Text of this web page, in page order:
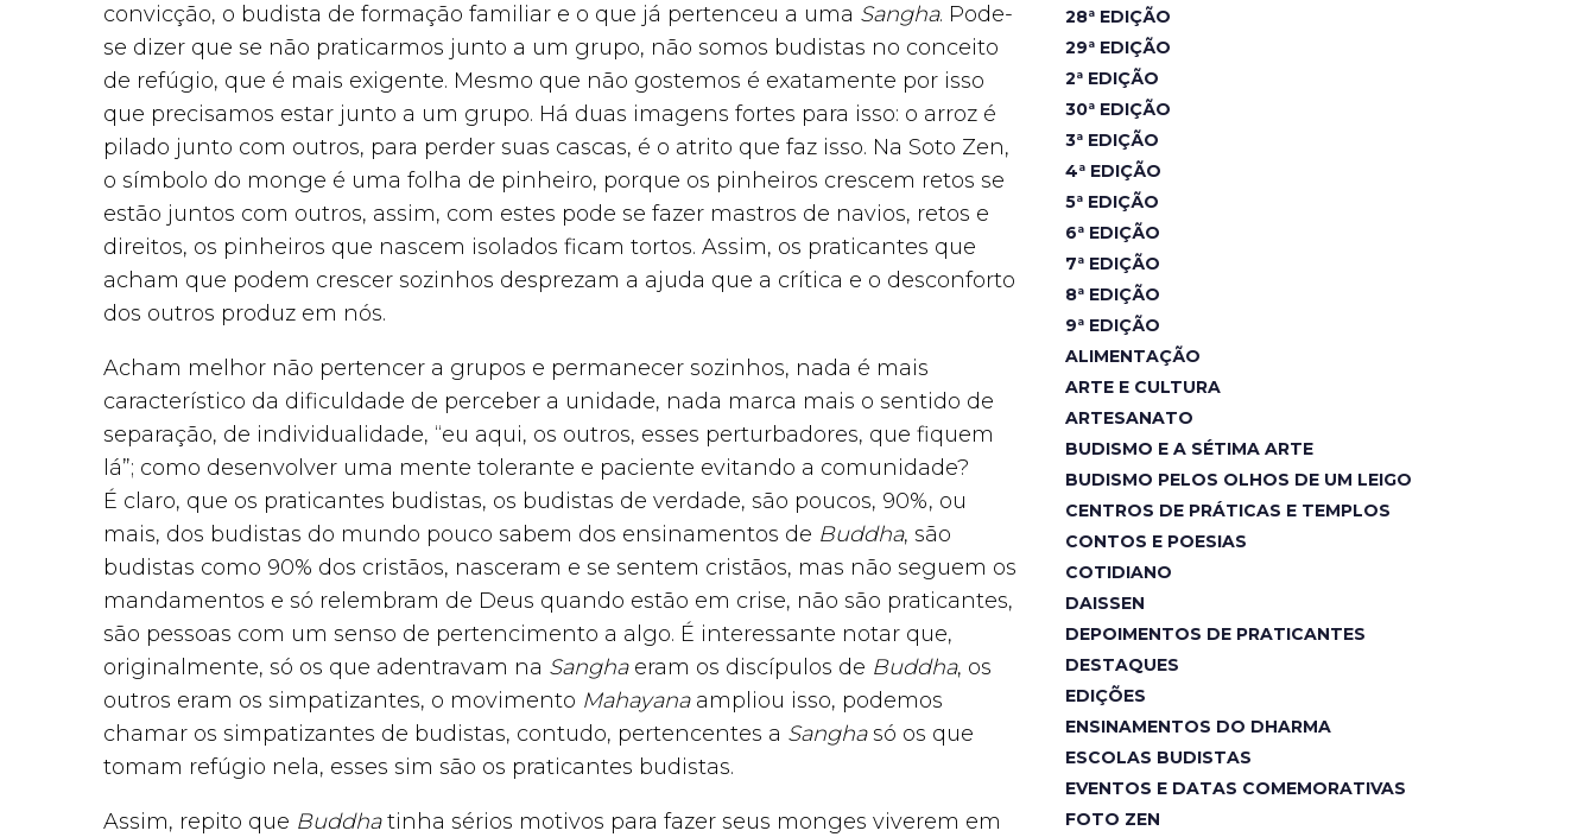
convicção, o budista de formação familiar e o que já pertenceu a uma Sangha. Pode-
se dizer que se não praticarmos junto a um grupo, não somos budistas no conceito
de refúgio, que é mais exigente. Mesmo que não gostemos é exatamente por isso
que precisamos estar junto a um grupo. Há duas imagens fortes para isso: o arroz é
pilado junto com outros, para perder suas cascas, é o atrito que faz isso. Na Soto Zen,
o símbolo do monge é uma folha de pinheiro, porque os pinheiros crescem retos se
estão juntos com outros, assim, com estes pode se fazer mastros de navios, retos e
direitos, os pinheiros que nascem isolados ficam tortos. Assim, os praticantes que
acham que podem crescer sozinhos desprezam a ajuda que a crítica e o desconforto
dos outros produz em nós.
Acham melhor não pertencer a grupos e permanecer sozinhos, nada é mais
característico da dificuldade de perceber a unidade, nada marca mais o sentido de
separação, de individualidade, “eu aqui, os outros, esses perturbadores, que fiquem
lá”; como desenvolver uma mente tolerante e paciente evitando a comunidade?
É claro, que os praticantes budistas, os budistas de verdade, são poucos, 90%, ou
mais, dos budistas do mundo pouco sabem dos ensinamentos de Buddha, são
budistas como 90% dos cristãos, nasceram e se sentem cristãos, mas não seguem os
mandamentos e só relembram de Deus quando estão em crise, não são praticantes,
são pessoas com um senso de pertencimento a algo. É interessante notar que,
originalmente, só os que adentravam na Sanghaeram os discípulos de Buddha, os
outros eram os simpatizantes, o movimento Mahayanaampliou isso, podemos
chamar os simpatizantes de budistas, contudo, pertencentes a Sanghasó os que
tomam refúgio nela, esses sim são os praticantes budistas.
Assim, repito que Buddhatinha sérios motivos para fazer seus monges viverem em
28ª EDIÇÃO
29ª EDIÇÃO
2ª EDIÇÃO
30ª EDIÇÃO
3ª EDIÇÃO
4ª EDIÇÃO
5ª EDIÇÃO
6ª EDIÇÃO
7ª EDIÇÃO
8ª EDIÇÃO
9ª EDIÇÃO
ALIMENTAÇÃO
ARTE E CULTURA
ARTESANATO
BUDISMO E A SÉTIMA ARTE
BUDISMO PELOS OLHOS DE UM LEIGO
CENTROS DE PRÁTICAS E TEMPLOS
CONTOS E POESIAS
COTIDIANO
DAISSEN
DEPOIMENTOS DE PRATICANTES
DESTAQUES
EDIÇÕES
ENSINAMENTOS DO DHARMA
ESCOLAS BUDISTAS
EVENTOS E DATAS COMEMORATIVAS
FOTO ZEN